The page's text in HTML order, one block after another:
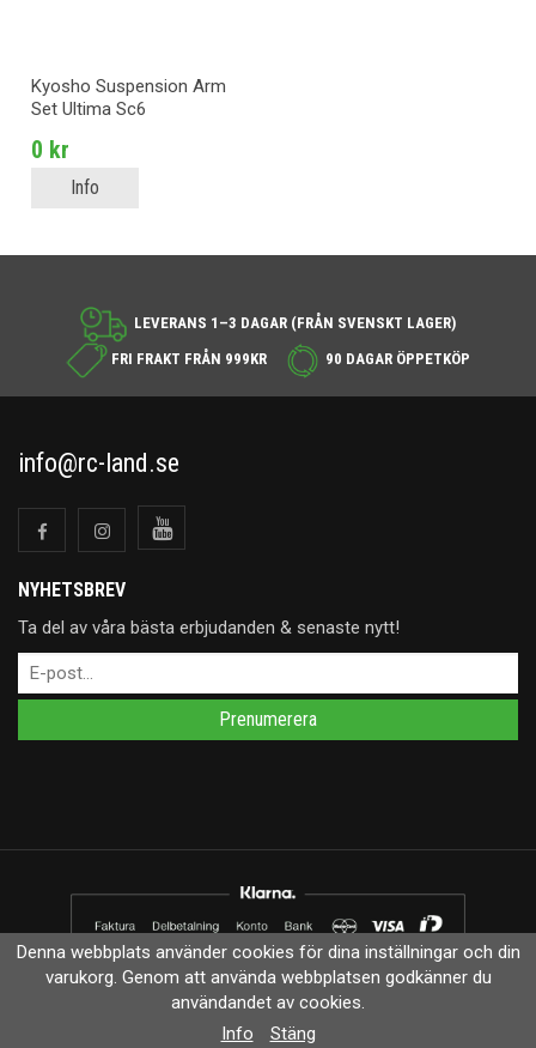
Kyosho Suspension Arm
Set Ultima Sc6
0 kr
Info
LEVERANS 1–3 DAGAR (FRÅN SVENSKT LAGER)
FRI FRAKT FRÅN 999KR
90 DAGAR ÖPPETKÖP
info@rc-land.se
NYHETSBREV
Ta del av våra bästa erbjudanden & senaste nytt!
Prenumerera
Wikinggruppen
Denna webbplats använder cookies för dina inställningar och din
varukorg. Genom att använda webbplatsen godkänner du
användandet av cookies.
Info
Stäng